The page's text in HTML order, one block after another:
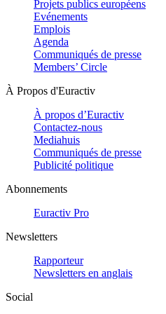
Projets publics européens
Evénements
Emplois
Agenda
Communiqués de presse
Members’ Circle
À Propos d'Euractiv
À propos d’Euractiv
Contactez-nous
Mediahuis
Communiqués de presse
Publicité politique
Abonnements
Euractiv Pro
Newsletters
Rapporteur
Newsletters en anglais
Social